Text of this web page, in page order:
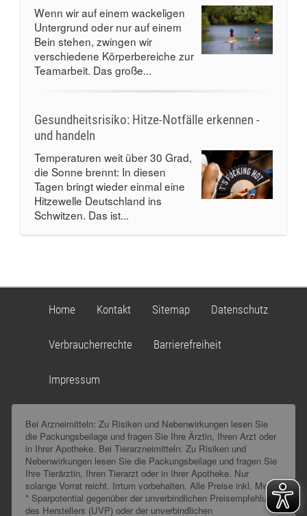
Wenn wir auf einem wackeligen
Untergrund oder nur auf einem
Bein stehen, zwingen wir
verschiedene Körperbereiche zur
Teamarbeit. Das große...
Gesundheitsrisiko: Hitze-Notfälle erkennen -
und handeln
Temperaturen weit über 30 Grad,
die Sonne brennt: In diesen
Tagen bringt wieder einmal eine
Hitzewelle Deutschland ins
Schwitzen. Das ist...
Home Kontakt Sitemap Datenschutz
Verbraucherrechte Barrierefreiheit
Impressum
Bei Arzneimitteln: Zu Risiken und Nebenwirkungen lesen Sie
die Packungsbeilage und fragen Sie Ihre Ärztin, Ihren Arzt oder
in Ihrer Apotheke. Bei Tierarzneimitteln: Zu Risiken und
Nebenwirkungen lesen Sie die Packungsbeilage und fragen Sie
Ihre Tierärztin, Ihren Tierarzt oder in Ihrer Apotheke. Nur
solange Vorrat reicht. Irrtum vorbehalten. Alle Preise inkl. MwSt.
* Sparpotential gegenüber der unverbindlichen Preisempfehlung
des Herstellers (UVP) oder der unverbindlichen